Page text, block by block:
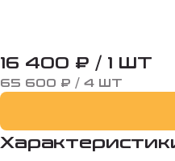
16 400 ₽ / 1 ШТ
65 600 ₽ / 4 ШТ